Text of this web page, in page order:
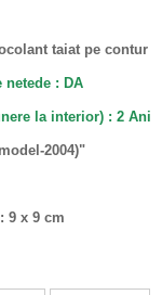
taiat pe contur
netede : DA
la interior) : 2 Ani
2004)"
9 x 9 cm